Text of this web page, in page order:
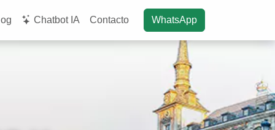
Chatbot IA Contacto WhatsApp